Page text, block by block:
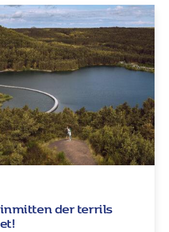
der terrils